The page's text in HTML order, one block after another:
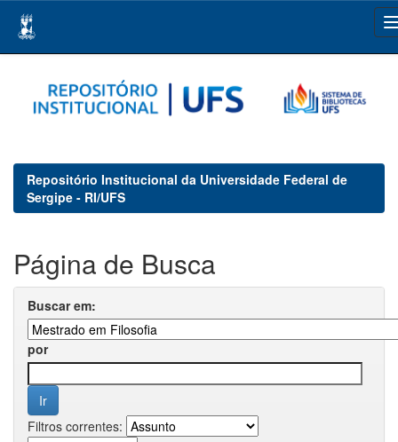
navigation
Repositório Institucional da Universidade Federal de
Sergipe - RI/UFS
Página de Busca
Buscar em:
por
Filtros correntes: